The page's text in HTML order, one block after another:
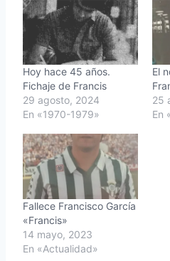
Hoy hace 45 años.
Fichaje de Francis
29 agosto, 2024
En «1970-1979»
El
25
En
Fallece Francisco García
«Francis»
14 mayo, 2023
En «Actualidad»